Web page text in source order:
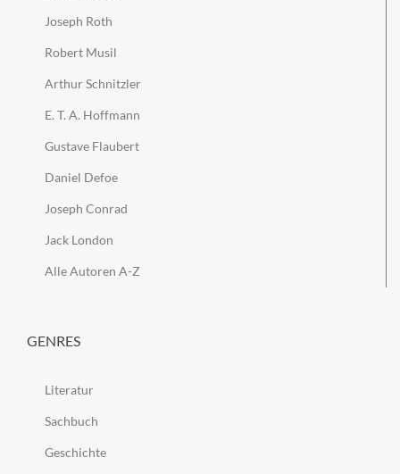
Joseph Roth
Robert Musil
Arthur Schnitzler
E. T. A. Hoffmann
Gustave Flaubert
Daniel Defoe
Joseph Conrad
Jack London
Alle Autoren A-Z
GENRES
Literatur
Sachbuch
Geschichte